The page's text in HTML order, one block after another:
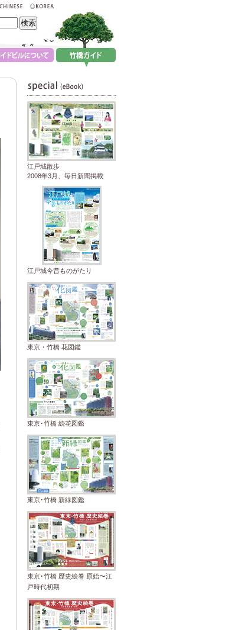
江戸城散歩
2008年3月、毎日新聞掲載
江戸城今昔ものがたり
東京・竹橋 花図鑑
東京･竹橋 続花図鑑
東京･竹橋 新緑図鑑
東京･竹橋 歴史絵巻 原始〜江
戸時代初期